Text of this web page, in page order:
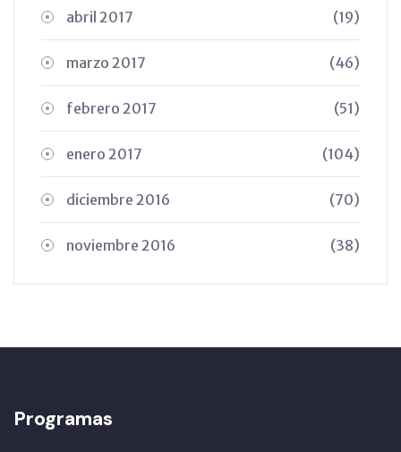
abril 2017 (19)
marzo 2017 (46)
febrero 2017 (51)
enero 2017 (104)
diciembre 2016 (70)
noviembre 2016 (38)
Programas